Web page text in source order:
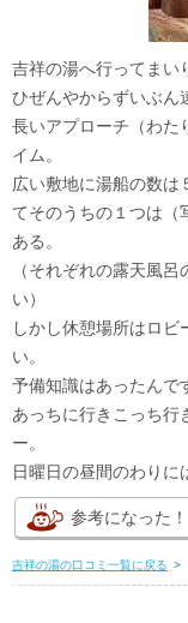
吉祥の湯へ行ってまい
ひぜんやからずいぶん
長いアプローチ（わた
イム。
広い敷地に湯船の数は
てそのうちの１つは（
ある。
（それぞれの露天風
い）
しかし休憩場所はロ
い。
予備知識はあったんで
あっちに行きこっち行
ー。
日曜日の昼間のわりに
参考になった！
吉祥の湯の口コミ一覧に戻る >